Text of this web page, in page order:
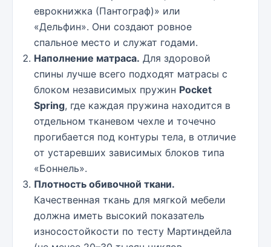
еврокнижка (Пантограф)» или
«Дельфин». Они создают ровное
спальное место и служат годами.
Наполнение матраса. Для здоровой
спины лучше всего подходят матрасы с
блоком независимых пружин Pocket
Spring, где каждая пружина находится в
отдельном тканевом чехле и точечно
прогибается под контуры тела, в отличие
от устаревших зависимых блоков типа
«Боннель».
Плотность обивочной ткани.
Качественная ткань для мягкой мебели
должна иметь высокий показатель
износостойкости по тесту Мартиндейла